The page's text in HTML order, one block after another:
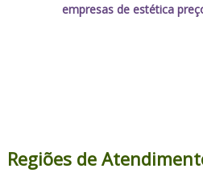
empresas de estética
Regiões de